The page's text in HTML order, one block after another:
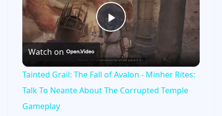
P
l
a
Watch on
Tainted Grail: The Fall of Avalon - Minher Rites:
Talk To Neante About The Corrupted Temple
Gameplay